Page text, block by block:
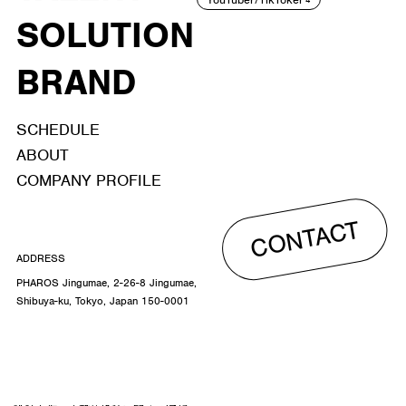
SOLUTION
BRAND
SCHEDULE
ABOUT
COMPANY PROFILE
CONTACT
ADDRESS
PHAROS Jingumae, 2-26-8 Jingumae,
Shibuya-ku, Tokyo, Japan 150-0001